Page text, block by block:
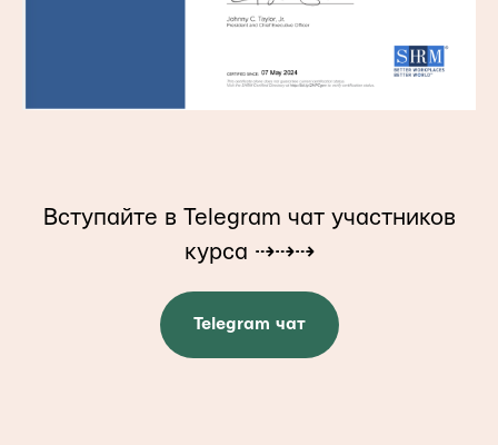
Вступайте в Telegram чат участников
курса ⇢⇢⇢
Telegram чат